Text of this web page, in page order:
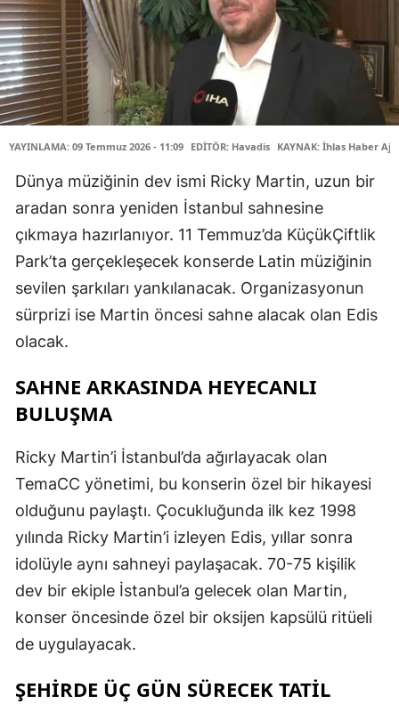
YAYINLAMA: 09 Temmuz 2026 - 11:09 EDİTÖR: Havadis KAYNAK: İhlas Haber
Dünya müziğinin dev ismi Ricky Martin, uzun bir
aradan sonra yeniden İstanbul sahnesine
çıkmaya hazırlanıyor. 11 Temmuz’da KüçükÇiftlik
Park’ta gerçekleşecek konserde Latin müziğinin
sevilen şarkıları yankılanacak. Organizasyonun
sürprizi ise Martin öncesi sahne alacak olan Edis
olacak.
SAHNE ARKASINDA HEYECANLI
BULUŞMA
Ricky Martin’i İstanbul’da ağırlayacak olan
TemaCC yönetimi, bu konserin özel bir hikayesi
olduğunu paylaştı. Çocukluğunda ilk kez 1998
yılında Ricky Martin’i izleyen Edis, yıllar sonra
idolüyle aynı sahneyi paylaşacak. 70-75 kişilik
dev bir ekiple İstanbul’a gelecek olan Martin,
konser öncesinde özel bir oksijen kapsülü ritüeli
de uygulayacak.
ŞEHİRDE ÜÇ GÜN SÜRECEK TATİL